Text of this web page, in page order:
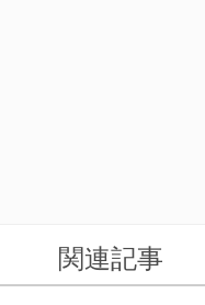
関連記事